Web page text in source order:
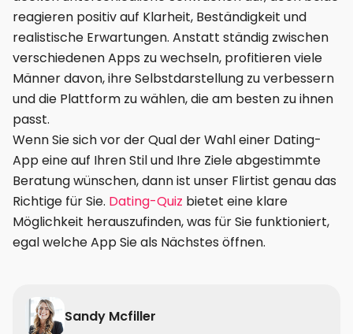
reagieren positiv auf Klarheit, Beständigkeit und
realistische Erwartungen. Anstatt ständig zwischen
verschiedenen Apps zu wechseln, profitieren viele
Männer davon, ihre Selbstdarstellung zu verbessern
und die Plattform zu wählen, die am besten zu ihnen
passt.
Wenn Sie sich vor der Qual der Wahl einer Dating-
App eine auf Ihren Stil und Ihre Ziele abgestimmte
Beratung wünschen, dann ist unser Flirtist genau das
Richtige für Sie. Dating-Quiz bietet eine klare
Möglichkeit herauszufinden, was für Sie funktioniert,
egal welche App Sie als Nächstes öffnen.
Sandy Mcfiller